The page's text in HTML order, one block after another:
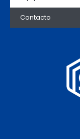
Contacto